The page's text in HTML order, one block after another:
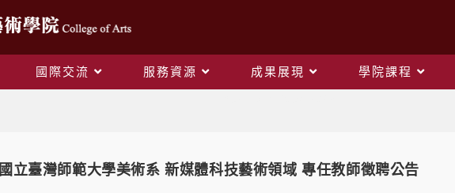
國際交流 服務資源 成果展現 學院課程
國立臺灣師範大學美術系 新媒體科技藝術領域 專任教師徵聘公告